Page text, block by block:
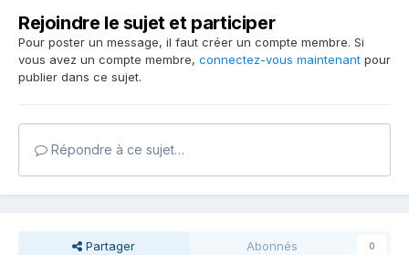
Rejoindre le sujet et participer
Pour poster un message, il faut créer un compte membre. Si
vous avez un compte membre, connectez-vous maintenant pour
publier dans ce sujet.
Répondre à ce sujet…
Partager Abonnés 0